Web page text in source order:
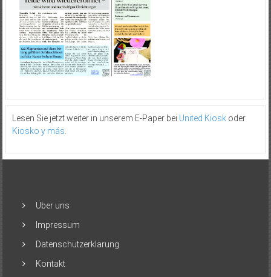
Lesen Sie jetzt weiter in unserem E-Paper bei United Kioskoder
Kiosko y más.
Über uns
Impressum
Datenschutzerklärung
Kontakt